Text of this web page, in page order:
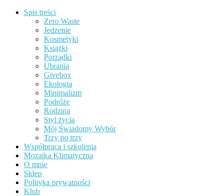
Spis treści
Zero Waste
Jedzenie
Kosmetyki
Książki
Porządki
Ubrania
Givebox
Ekologia
Minimalizm
Podróże
Rodzina
Styl życia
Mój Świadomy Wybór
Trzy po trzy
Współpraca i szkolenia
Mozaika Klimatyczna
O mnie
Sklep
Polityka prywatności
Klub